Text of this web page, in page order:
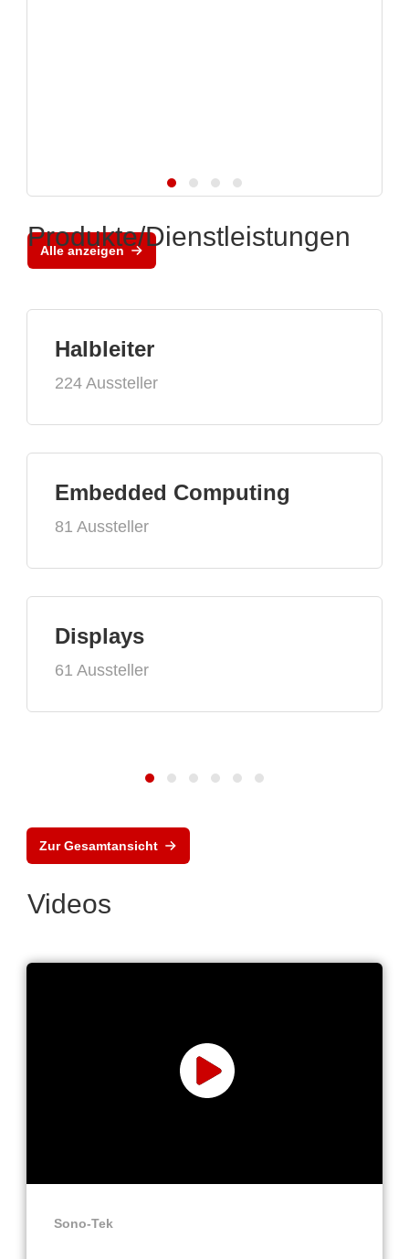
Alle anzeigen
Produkte/Dienstleistungen
Halbleiter
224 Aussteller
Embedded Computing
81 Aussteller
Displays
61 Aussteller
Zur Gesamtansicht
Videos
Sono-Tek